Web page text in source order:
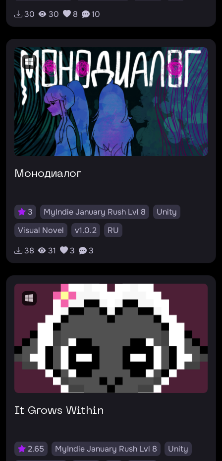
#симулятор
#новелла
#godotengine
30 30 8 10
Монодиалог
3 MyIndie January Rush Lvl 8
Unity
Visual Novel
v1.0.2
RU
38
31 3 3
It Grows Within
2.65 MyIndie January Rush Lvl 8
Unity